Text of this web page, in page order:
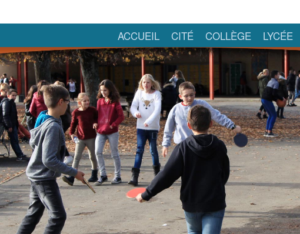
ACCUEIL CITÉ COLLÈGE LYCÉE